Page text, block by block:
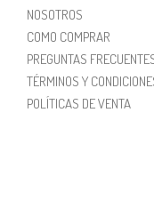
NOSOTROS
COMO COMPRAR
PREGUNTAS
TÉRMINOS Y
POLÍTICAS DE VENTA